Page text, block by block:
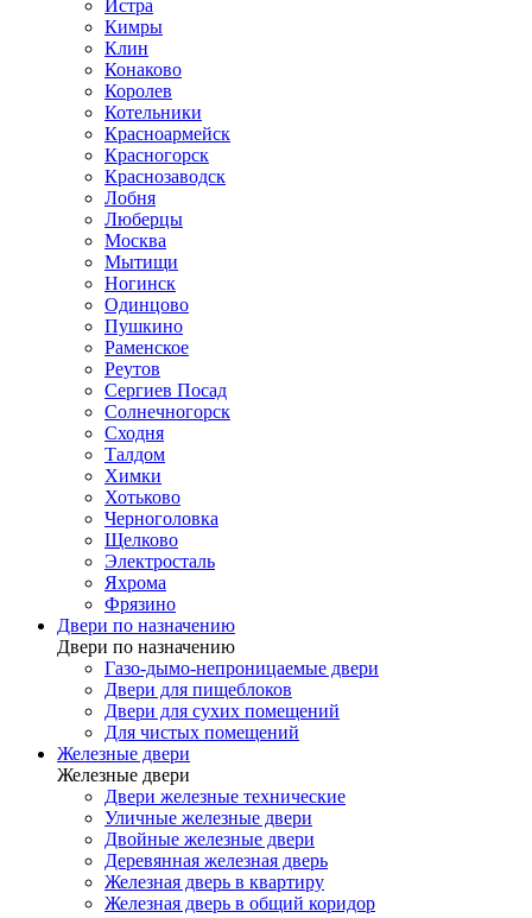
Истра
Кимры
Клин
Конаково
Королев
Котельники
Красноармейск
Красногорск
Краснозаводск
Лобня
Люберцы
Москва
Мытищи
Ногинск
Одинцово
Пушкино
Раменское
Реутов
Сергиев Посад
Солнечногорск
Сходня
Талдом
Химки
Хотьково
Черноголовка
Щелково
Электросталь
Яхрома
Фрязино
Двери по назначению
Двери по назначению
Газо-дымо-непроницаемые двери
Двери для пищеблоков
Двери для сухих помещений
Для чистых помещений
Железные двери
Железные двери
Двери железные технические
Уличные железные двери
Двойные железные двери
Деревянная железная дверь
Железная дверь в квартиру
Железная дверь в общий коридор